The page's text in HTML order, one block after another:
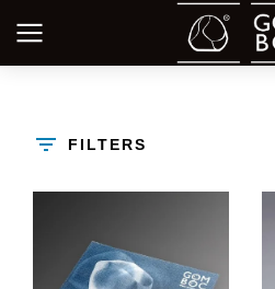
FILTERS